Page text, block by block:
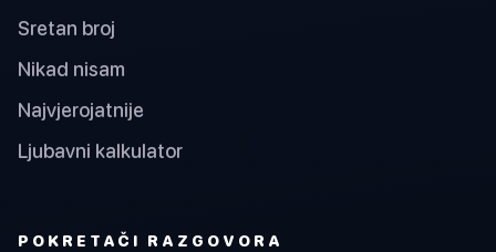
Sretan broj
Nikad nisam
Najvjerojatnije
Ljubavni kalkulator
POKRETAČI RAZGOVORA